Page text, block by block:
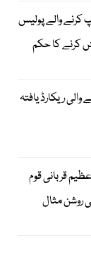
کرنے والے پولیس
کرنے کا حکم
ریکارڈ یافتہ
قربانی قوم
روشن مثال